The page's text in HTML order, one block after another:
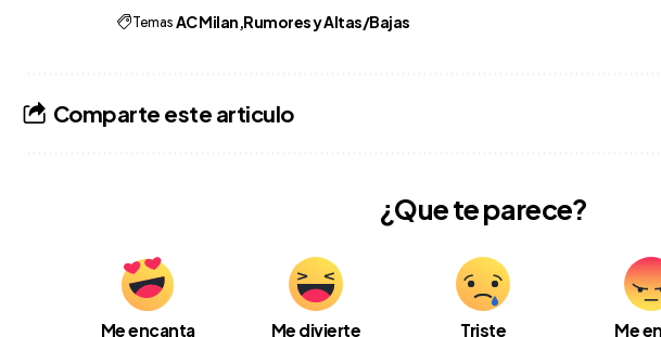
TemasAC Milan Rumores y Altas/Bajas
Comparte este articulo
¿Que te parece?
Me encanta Me divierte Triste Me